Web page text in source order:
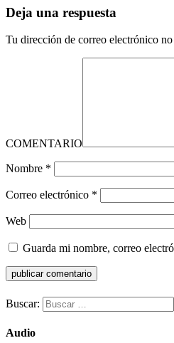
Deja una respuesta
Tu dirección de correo electrónico
COMENTARIO
Nombre *
Correo electrónico *
Web
Guarda mi nombre, correo
Buscar:
Audio